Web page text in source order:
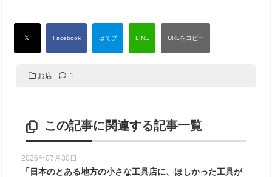
お店 1
この記事に関連する記事一覧
2026年07月30日
「日本のとある地方の小さな工具店に、ほしかった工具が